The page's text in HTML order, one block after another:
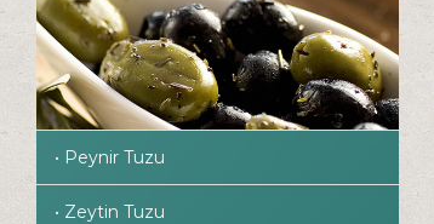
• Peynir Tuzu
• Zeytin Tuzu